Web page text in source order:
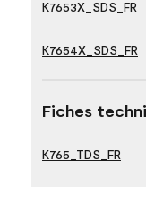
K7653X_SDS_FR
K7654X_SDS_FR
Fiches
K765_TDS_FR